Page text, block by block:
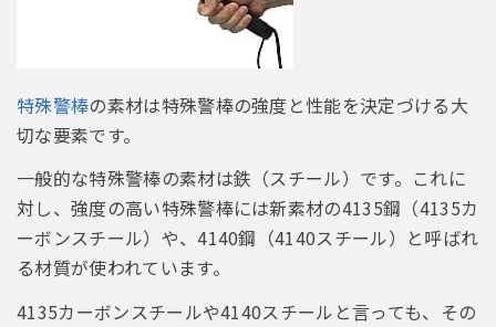
特殊警棒の素材は特殊警棒の強度と性能を決定づける大
切な要素です。
一般的な特殊警棒の素材は鉄（スチール）です。これに
対し、強度の高い特殊警棒には新素材の4135鋼（4135カ
ーボンスチール）や、4140鋼（4140スチール）と呼ばれ
る材質が使われています。
4135カーボンスチールや4140スチールと言っても、その